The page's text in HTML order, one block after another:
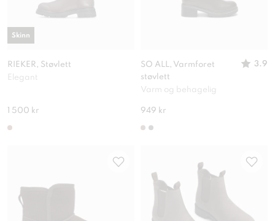
RIEKER, Støvlett
Elegant
1 500 kr
Skinn
SO ALL, Varmforet
støvlett
3.9
Varm og behagelig
949 kr